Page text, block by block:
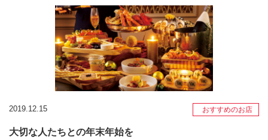
2019.12.15 おすすめのお店
大切な人たちとの年末年始を